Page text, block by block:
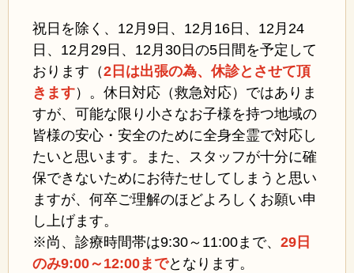
祝日を除く、12月9日、12月16日、12月24
日、12月29日、12月30日の5日間を予定して
おります（2日は出張の為、休診とさせて頂
きます）。休日対応（救急対応）ではありま
すが、可能な限り小さなお子様を持つ地域の
皆様の安心・安全のために全身全霊で対応し
たいと思います。また、スタッフが十分に確
保できないためにお待たせしてしまうと思い
ますが、何卒ご理解のほどよろしくお願い申
し上げます。
※尚、診療時間帯は9:30～11:00まで、 29日
のみ9:00～12:00までとなります。